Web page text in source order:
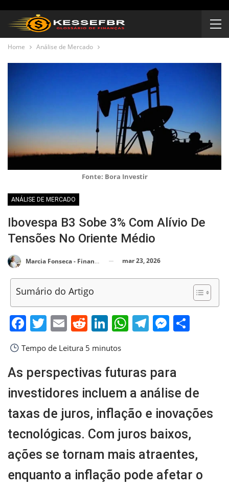
Home Análise de Mercado
Fonte: Bora Investir
ANÁLISE DE MERCADO
Ibovespa B3 Sobe 3% Com Alívio De
Tensões No Oriente Médio
Marcia Fonseca - Financial Consultant mar 23, 2026
Sumário do Artigo
Facebook
Twitter
EmailReddit
LinkedIn
WhatsApp
Telegram
Tempo de Leitura 5 minutos
As perspectivas futuras para
investidores incluem a análise de
taxas de juros, inflação e inovações
tecnológicas. Com juros baixos,
ações se tornam mais atraentes,
enquanto a inflação pode afetar o